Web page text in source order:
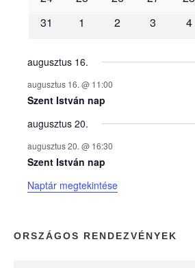
n
y
e
k
n
a
p
31
1 2 3 4
augusztus 16.
augusztus 16. @ 11:00
Szent István nap
augusztus 20.
augusztus 20. @ 16:30
Szent István nap
Naptár megtekintése
ORSZÁGOS RENDEZVÉNYEK